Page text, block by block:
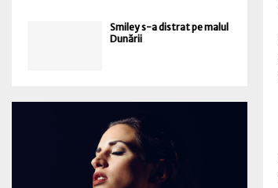
Smiley s-a distrat pe malul
Dunării